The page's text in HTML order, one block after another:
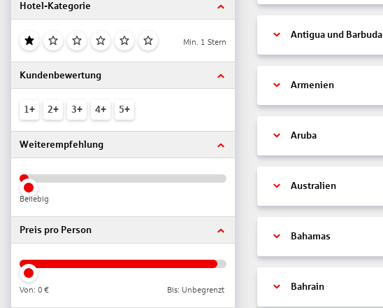
Hotel-Kategorie
Min. 1 Stern
Kundenbewertung
1+ 2+ 3+ 4+ 5+
Weiterempfehlung
Beliebig
Preis pro Person
Von: 0 € Bis: Unbegrenzt
Antigua und Barbuda
Armenien
Aruba
Australien
Bahamas
Bahrain